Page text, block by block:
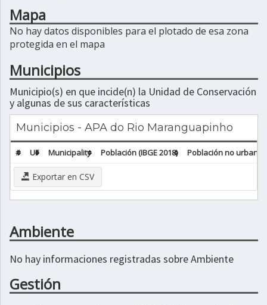
Mapa
No hay datos disponibles para el plotado de esa zona
protegida en el mapa
Municipios
Municipio(s) en que incide(n) la Unidad de Conservación
y algunas de sus características
Municipios - APA do Rio Maranguapinho
# UF Municipality Población (IBGE 2018) Población no urbana
Exportar en CSV
Ambiente
No hay informaciones registradas sobre Ambiente
Gestión